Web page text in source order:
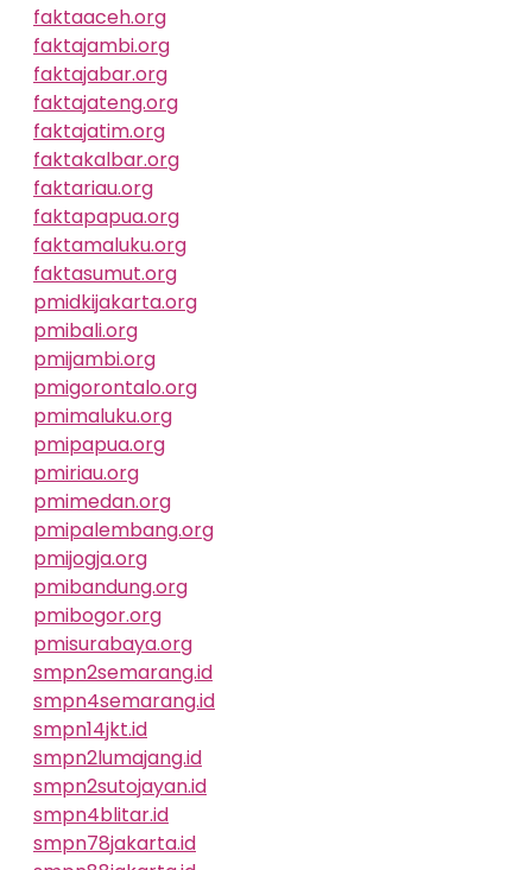
faktaaceh.org
faktajambi.org
faktajabar.org
faktajateng.org
faktajatim.org
faktakalbar.org
faktariau.org
faktapapua.org
faktamaluku.org
faktasumut.org
pmidkijakarta.org
pmibali.org
pmijambi.org
pmigorontalo.org
pmimaluku.org
pmipapua.org
pmiriau.org
pmimedan.org
pmipalembang.org
pmijogja.org
pmibandung.org
pmibogor.org
pmisurabaya.org
smpn2semarang.id
smpn4semarang.id
smpn14jkt.id
smpn2lumajang.id
smpn2sutojayan.id
smpn4blitar.id
smpn78jakarta.id